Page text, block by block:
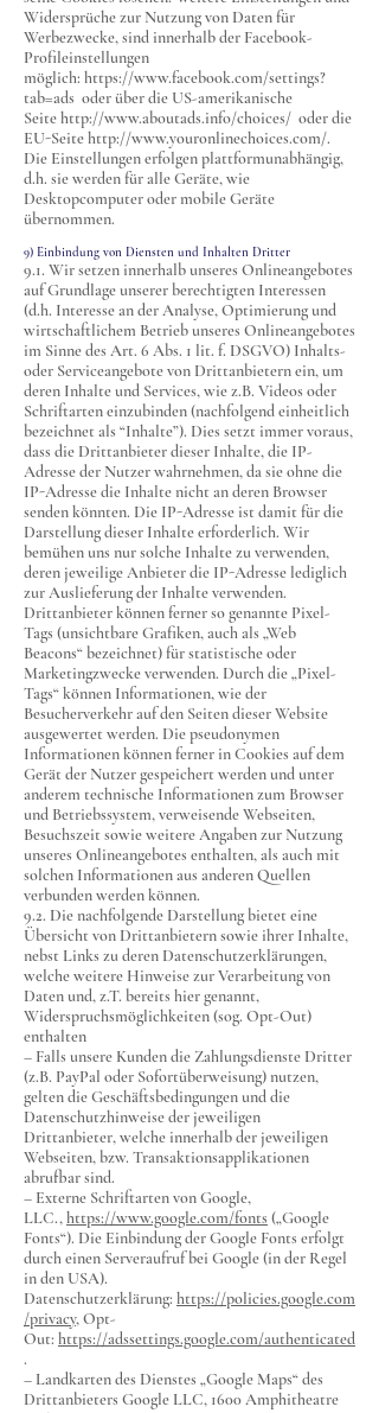
Widersprüche zur Nutzung von Daten für
Werbezwecke, sind innerhalb der Facebook-
Profileinstellungen
möglich: https://www.facebook.com/settings?
tab=ads oder über die US-amerikanische
Seitehttp://www.aboutads.info/choices/ oder die
EU-Seitehttp://www.youronlinechoices.com/.
Die Einstellungen erfolgen plattformunabhängig,
d.h. sie werden für alle Geräte, wie
Desktopcomputer oder mobile Geräte
übernommen.
9) Einbindung von Diensten und Inhalten Dritter
9.1. Wir setzen innerhalb unseres Onlineangebotes
auf Grundlage unserer berechtigten Interessen
(d.h. Interesse an der Analyse, Optimierung und
wirtschaftlichem Betrieb unseres Onlineangebotes
im Sinne des Art. 6 Abs. 1 lit. f. DSGVO) Inhalts-
oder Serviceangebote von Drittanbietern ein, um
deren Inhalte und Services, wie z.B. Videos oder
Schriftarten einzubinden (nachfolgend einheitlich
bezeichnet als “Inhalte”). Dies setzt immer voraus,
dass die Drittanbieter dieser Inhalte, die IP-
Adresse der Nutzer wahrnehmen, da sie ohne die
IP-Adresse die Inhalte nicht an deren Browser
senden könnten. Die IP-Adresse ist damit für die
Darstellung dieser Inhalte erforderlich. Wir
bemühen uns nur solche Inhalte zu verwenden,
deren jeweilige Anbieter die IP-Adresse lediglich
zur Auslieferung der Inhalte verwenden.
Drittanbieter können ferner so genannte Pixel-
Tags (unsichtbare Grafiken, auch als „Web
Beacons“ bezeichnet) für statistische oder
Marketingzwecke verwenden. Durch die „Pixel-
Tags“ können Informationen, wie der
Besucherverkehr auf den Seiten dieser Website
ausgewertet werden. Die pseudonymen
Informationen können ferner in Cookies auf dem
Gerät der Nutzer gespeichert werden und unter
anderem technische Informationen zum Browser
und Betriebssystem, verweisende Webseiten,
Besuchszeit sowie weitere Angaben zur Nutzung
unseres Onlineangebotes enthalten, als auch mit
solchen Informationen aus anderen Quellen
verbunden werden können.
9.2. Die nachfolgende Darstellung bietet eine
Übersicht von Drittanbietern sowie ihrer Inhalte,
nebst Links zu deren Datenschutzerklärungen,
welche weitere Hinweise zur Verarbeitung von
Daten und, z.T. bereits hier genannt,
Widerspruchsmöglichkeiten (sog. Opt-Out)
enthalten
– Falls unsere Kunden die Zahlungsdienste Dritter
(z.B. PayPal oder Sofortüberweisung) nutzen,
gelten die Geschäftsbedingungen und die
Datenschutzhinweise der jeweiligen
Drittanbieter, welche innerhalb der jeweiligen
Webseiten, bzw. Transaktionsapplikationen
abrufbar sind.
– Externe Schriftarten von Google,
LLC.,https://www.google.com/fonts („Google
Fonts“). Die Einbindung der Google Fonts erfolgt
durch einen Serveraufruf bei Google (in der Regel
in den USA).
Datenschutzerklärung: https://policies.google.com
/privacy, Opt-
Out: https://adssettings.google.com/authenticated
.
– Landkarten des Dienstes „Google Maps“ des
Drittanbieters Google LLC, 1600 Amphitheatre